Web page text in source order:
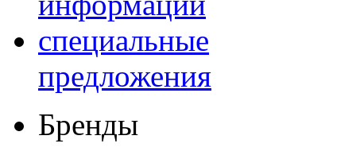
специальные
предложения
Бренды